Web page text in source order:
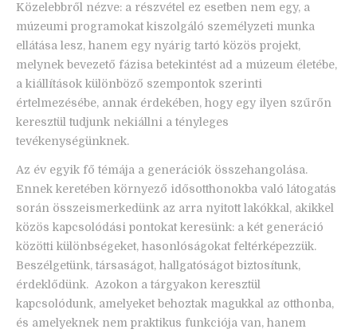
Közelebbről nézve: a részvétel ez esetben nem egy, a
múzeumi programokat kiszolgáló személyzeti munka
ellátása lesz, hanem egy nyárig tartó közös projekt,
melynek bevezető fázisa betekintést ad a múzeum életébe,
a kiállítások különböző szempontok szerinti
értelmezésébe, annak érdekében, hogy egy ilyen szűrőn
keresztül tudjunk nekiállni a tényleges
tevékenységünknek.
Az év egyik fő témája a generációk összehangolása.
Ennek keretében környező idősotthonokba való látogatás
során összeismerkedünk az arra nyitott lakókkal, akikkel
közös kapcsolódási pontokat keresünk: a két generáció
közötti különbségeket, hasonlóságokat feltérképezzük.
Beszélgetünk, társaságot, hallgatóságot biztosítunk,
érdeklődünk. Azokon a tárgyakon keresztül
kapcsolódunk, amelyeket behoztak magukkal az otthonba,
és amelyeknek nem praktikus funkciója van, hanem